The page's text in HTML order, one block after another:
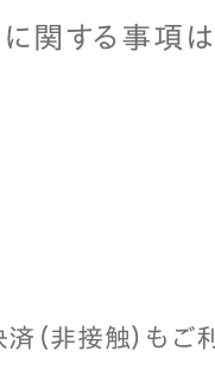
関する事項は
（⾮接触）もご